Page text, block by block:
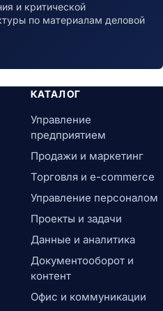
и критической
по материалам деловой
КАТАЛОГ
Управление
предприятием
Продажи и маркетинг
Торговля и e-commerce
Управление персоналом
Проекты и задачи
Данные и аналитика
Документооборот и
контент
Офис и коммуникации